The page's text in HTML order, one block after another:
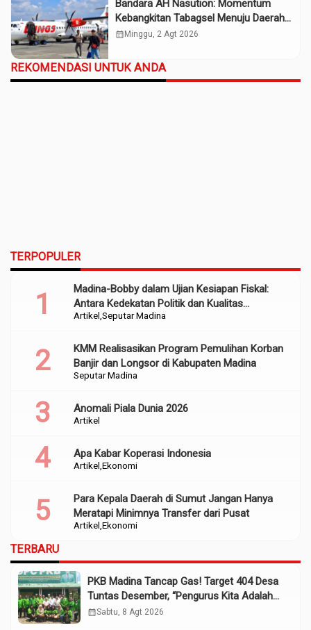
Bandara AH Nasution: Momentum
Kebangkitan Tabagsel Menuju Daerah
Maju
calendar_month Minggu, 2 Agt 2026
REKOMENDASI UNTUK ANDA
TERPOPULER
Artikel Seputar Madina
Madina-Bobby dalam Ujian Kesiapan Fiskal:
Antara Kedekatan Politik dan Kualitas
Perencanaan
Seputar Madina
KMM Realisasikan Program Pemulihan Korban
Banjir dan Longsor di Kabupaten Madina
Artikel
Anomali Piala Dunia 2026
Artikel Ekonomi
Apa Kabar Koperasi Indonesia
Artikel Ekonomi
Para Kepala Daerah di Sumut Jangan Hanya
Meratapi Minimnya Transfer dari Pusat
TERBARU
PKB Madina Tancap Gas! Target 404 Desa
Tuntas Desember, “Pengurus Kita Adalah
Tokoh”
calendar_monthSabtu, 8 Agt 2026